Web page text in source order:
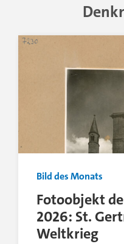
Bild des Monats
Fotoobjekt
2026: St.
Weltkrieg